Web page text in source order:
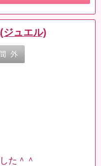
ジュエル)
た＾＾